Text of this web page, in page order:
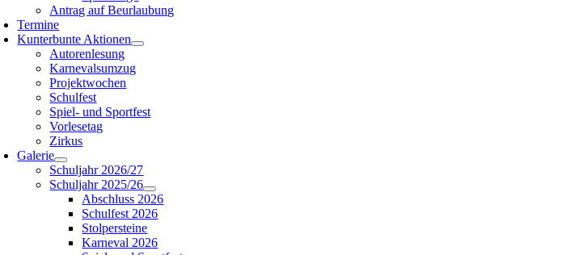
Antrag auf Beurlaubung
Termine
Kunterbunte Aktionen
Autorenlesung
Karnevalsumzug
Projektwochen
Schulfest
Spiel- und Sportfest
Vorlesetag
Zirkus
Galerie
Schuljahr 2026/27
Schuljahr 2025/26
Abschluss 2026
Schulfest 2026
Stolpersteine
Karneval 2026